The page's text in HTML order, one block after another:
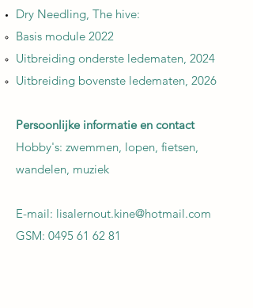
Dry Needling, The hive:
Basis module 2022
Uitbreiding onderste ledematen, 2024
Uitbreiding bovenste ledematen, 2026
Persoonlijke informatie en contact
Hobby's: zwemmen, lopen, fietsen,
wandelen, muziek
E-mail: lisalernout.kine@hotmail.com
GSM: 0495 61 62 81